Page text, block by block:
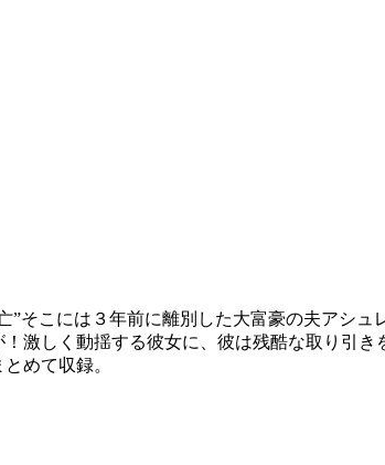
そこには３年前に離別した大富豪の夫アシ
激しく動揺する彼女に、彼は残酷な取り引き
めて収録。